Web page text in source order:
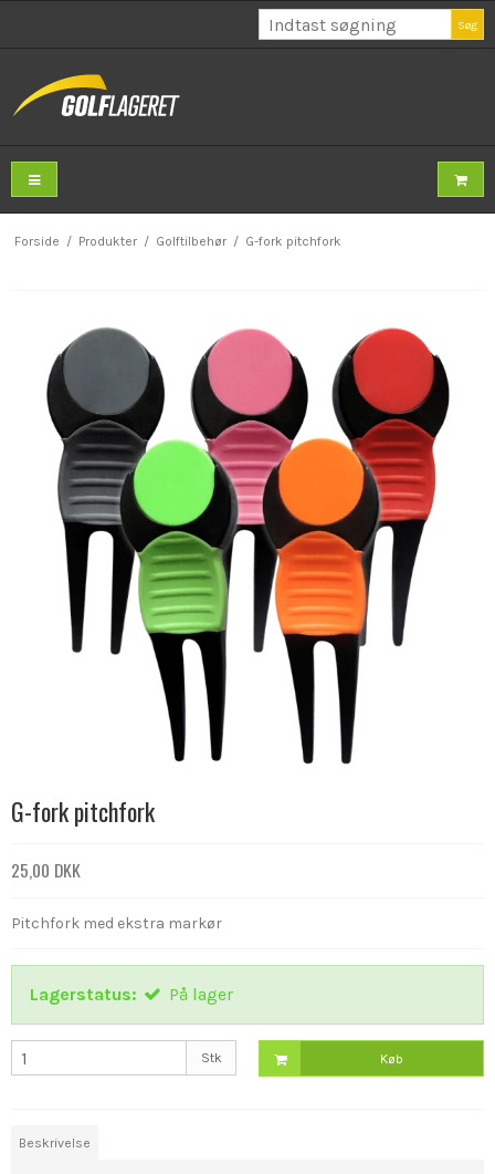
Søg
Forside / Produkter / Golftilbehør / G-fork pitchfork
G-fork pitchfork
25,00 DKK
Pitchfork med ekstra markør
Lagerstatus: På lager
Stk Køb
Beskrivelse